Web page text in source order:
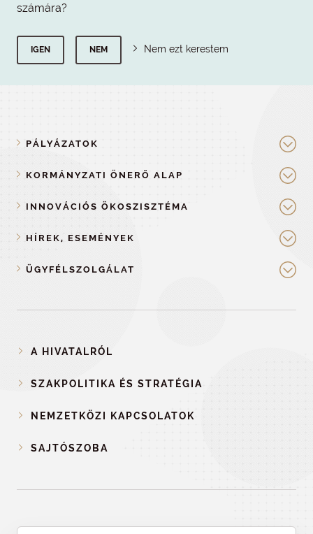
számára?
IGEN NEM Nem ezt kerestem
PÁLYÁZATOK
KORMÁNYZATI ÖNERŐ ALAP
INNOVÁCIÓS ÖKOSZISZTÉMA
HÍREK, ESEMÉNYEK
ÜGYFÉLSZOLGÁLAT
A HIVATALRÓL
SZAKPOLITIKA ÉS STRATÉGIA
NEMZETKÖZI KAPCSOLATOK
SAJTÓSZOBA